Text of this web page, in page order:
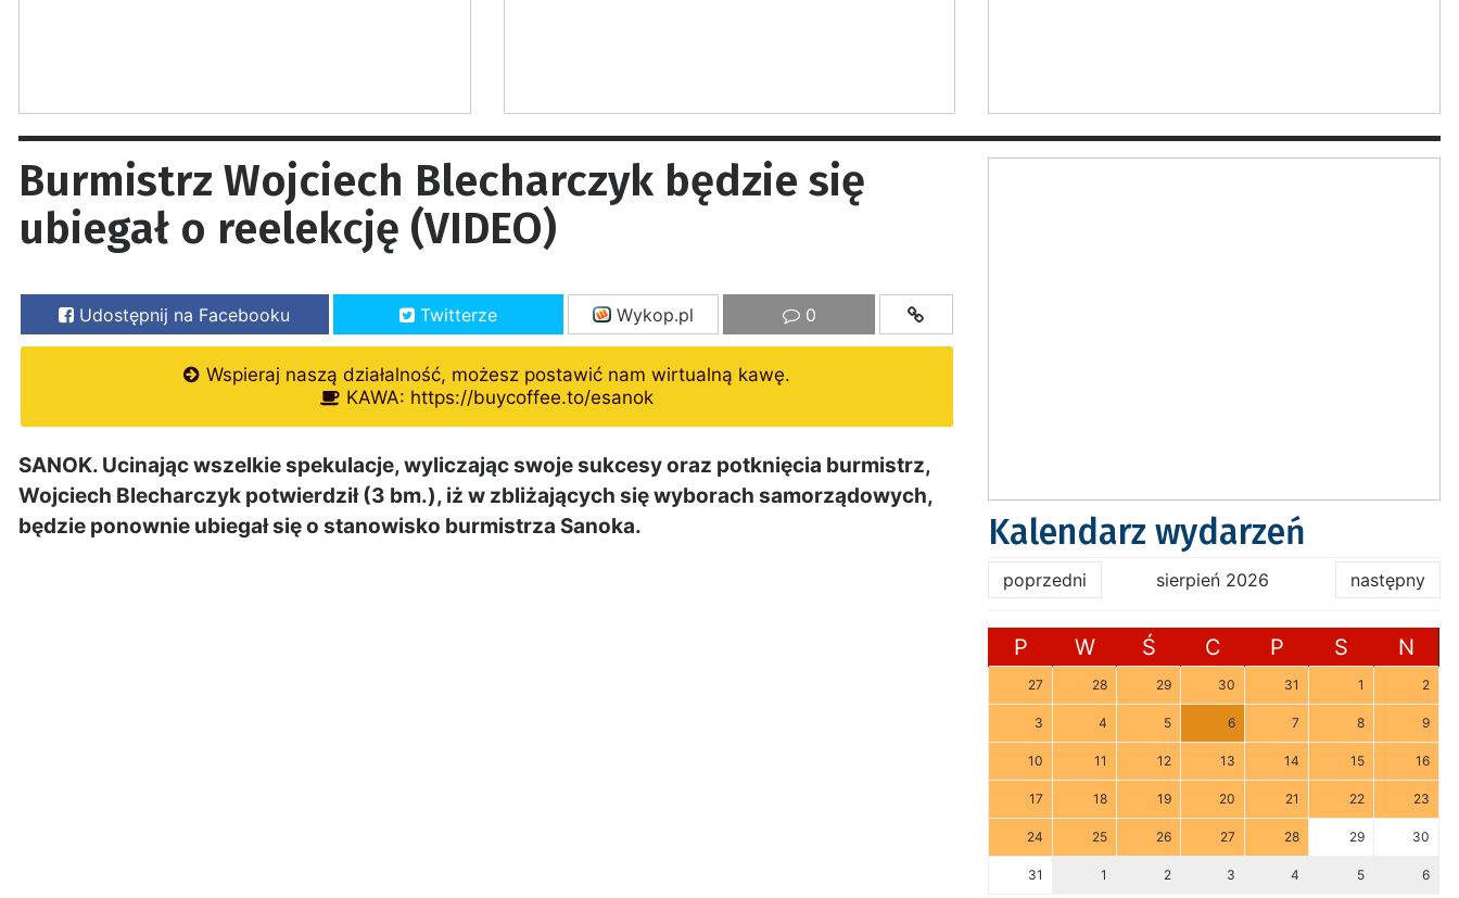
Burmistrz Wojciech Blecharczyk będzie się
ubiegał o reelekcję (VIDEO)
Udostępnij na Facebooku Twitterze Wykop.pl 0
Wspieraj naszą działalność, możesz postawić nam wirtualną kawę.
KAWA: https://buycoffee.to/esanok
SANOK. Ucinając wszelkie spekulacje, wyliczając swoje sukcesy oraz potknięcia burmistrz,
Wojciech Blecharczyk potwierdził (3 bm.), iż w zbliżających się wyborach samorządowych,
będzie ponownie ubiegał się o stanowisko burmistrza Sanoka.
Kalendarz wydarzeń
poprzedni sierpień 2026 następny
P W Ś C P S N
27 28 29 30 31 1 2
3 4 5 6 7 8 9
10 11 12 13 14 15 16
17 18 19 20 21 22 23
24 25 26 27 28 29 30
31 1 2 3 4 5 6